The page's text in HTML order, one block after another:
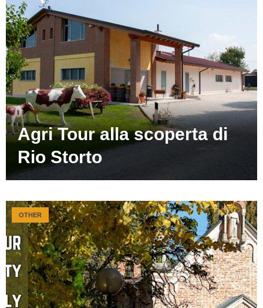
Agri Tour alla scoperta di
Rio Storto
OTHER